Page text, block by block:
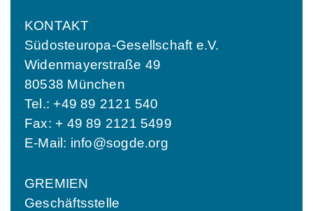
KONTAKT
Südosteuropa-Gesellschaft e.V.
Widenmayerstraße 49
80538 München
Tel.: +49 89 2121 540
Fax: + 49 89 2121 5499
E-Mail: info@sogde.org
GREMIEN
Geschäftsstelle